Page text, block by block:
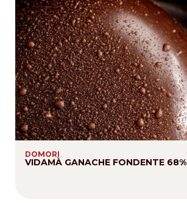
DOMORI
VIDAMÀ GANACHE FONDENTE 68%